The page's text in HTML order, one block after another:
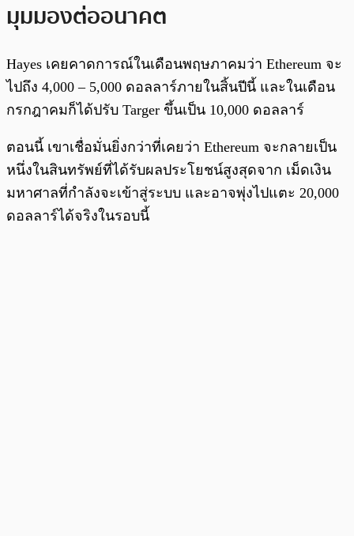
มุมมองต่ออนาคต
Hayes เคยคาดการณ์ในเดือนพฤษภาคมว่า Ethereum จะ
ไปถึง 4,000 – 5,000 ดอลลาร์ภายในสิ้นปีนี้ และในเดือน
กรกฎาคมก็ได้ปรับ Targer ขึ้นเป็น 10,000 ดอลลาร์
ตอนนี้ เขาเชื่อมั่นยิ่งกว่าที่เคยว่า Ethereum จะกลายเป็น
หนึ่งในสินทรัพย์ที่ได้รับผลประโยชน์สูงสุดจาก เม็ดเงิน
มหาศาลที่กำลังจะเข้าสู่ระบบ และอาจพุ่งไปแตะ 20,000
ดอลลาร์ได้จริงในรอบนี้